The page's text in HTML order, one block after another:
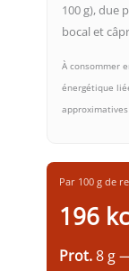
100 g), due
bocal et
À consommer
énergétique
Par 100 g de
196
Prot.8 g